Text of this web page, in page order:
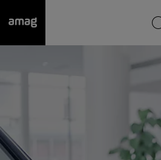
wurde als Ihre Garage